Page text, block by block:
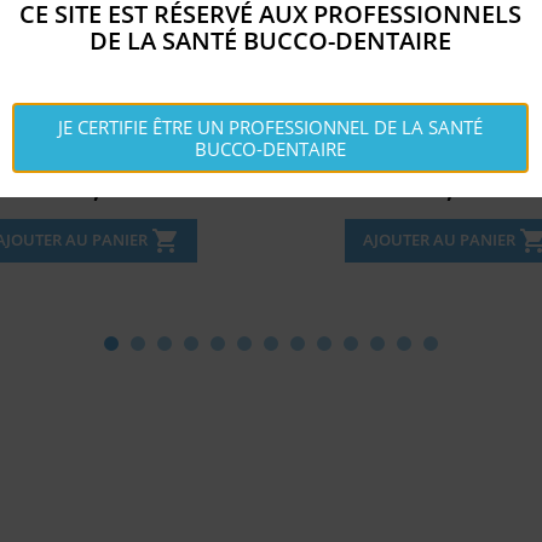
TENTING 1.5MM X...
Prix
202,
AU PANIER shopping_cart
MICRO-FLOWTHRU
Prix
71,
AJOUTER AU PANIER
CE SITE EST RÉSERVÉ AUX PROFESSIONNELS
DE LA SANTÉ BUCCO-DENTAIRE
JE CERTIFIE ÊTRE UN PROFESSIONNEL DE LA SANTÉ
BUCCO-DENTAIRE